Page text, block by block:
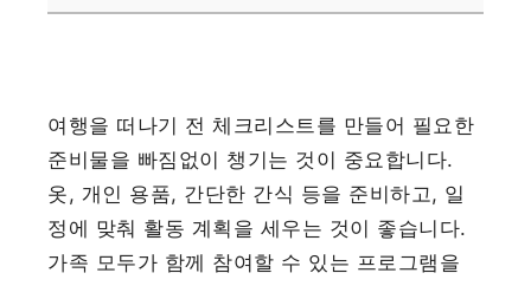
여행을 떠나기 전 체크리스트를 만들어 필요한
준비물을 빠짐없이 챙기는 것이 중요합니다.
옷, 개인 용품, 간단한 간식 등을 준비하고, 일
정에 맞춰 활동 계획을 세우는 것이 좋습니다.
가족 모두가 함께 참여할 수 있는 프로그램을